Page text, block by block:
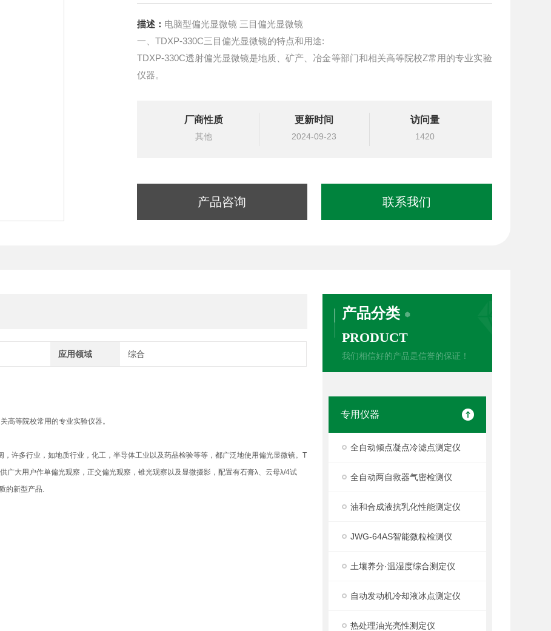
描述： 电脑型偏光显微镜 三目偏光显微镜
一、TDXP-330C三目偏光显微镜的特点和用途:
TDXP-330C透射偏光显微镜是地质、矿产、冶金等部门和相关高等院校Z常用的专业实验
仪器。
厂商性质
其他
更新时间
2024-09-23
访问量
1420
产品咨询 联系我们
产品分类
PRODUCT
我们相信好的产品是信誉的保证！
专用仪器
全自动倾点凝点冷滤点测定仪
全自动两自救器气密检测仪
油和合成液抗乳化性能测定仪
JWG-64AS智能微粒检测仪
土壤养分·温湿度综合测定仪
自动发动机冷却液冰点测定仪
热处理油光亮性测定仪
应用领域 综合
等院校常用的专业实验仪器。
许多行业，如地质行业，化工，半导体工业以及药品检验等等，都广泛地使用偏光显微镜。T
广大用户作单偏光观察，正交偏光观察，锥光观察以及显微摄影，配置有石膏λ、云母λ/4试
的新型产品.